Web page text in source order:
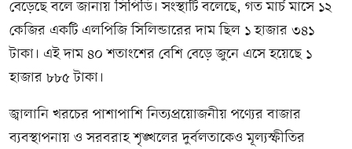
বেড়েছে বলে জানায় সিপিডি। সংস্থাটি বলেছে, গত মার্চ মাসে ১২
কেজির একটি এলপিজি সিলিন্ডারের দাম ছিল ১ হাজার ৩৪১
টাকা। এই দাম ৪০ শতাংশের বেশি বেড়ে জুনে এসে হয়েছে ১
হাজার ৮৮৫ টাকা।
জ্বালানি খরচের পাশাপাশি নিত্যপ্রয়োজনীয় পণ্যের বাজার
ব্যবস্থাপনায় ও সরবরাহ শৃঙ্খলের দুর্বলতাকেও মূল্যস্ফীতির